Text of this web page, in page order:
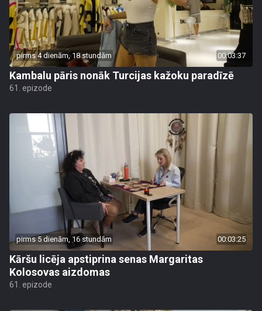
pirms 4 dienām, 18 stundām 00:03:37
Kambalu pāris nonāk Turcijas kažoku paradīzē
61. epizode
pirms 5 dienām, 16 stundām 00:03:25
Kāršu licēja apstiprina senas Margaritas
Kolosovas aizdomas
61. epizode